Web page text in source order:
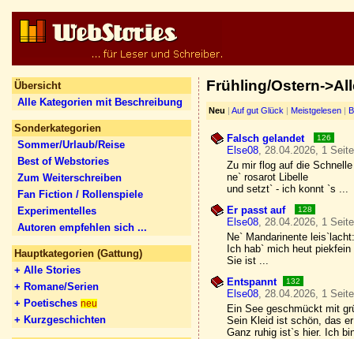
Übersicht
Alle Kategorien mit Beschreibung
Sonderkategorien
Sommer/Urlaub/Reise
Best of Webstories
Zum Weiterschreiben
Fan Fiction / Rollenspiele
Experimentelles
Autoren empfehlen sich ...
Hauptkategorien (Gattung)
+ Alle Stories
+ Romane/Serien
+ Poetisches neu
+ Kurzgeschichten
Frühling/Ostern-
Neu | Auf gut Glück | Meistgelesen |
Falsch gelandet 126
Else08, 28.04.2026, 1
Zu mir flog auf die Schnelle
ne` rosarot Libelle
und setzt` - ich konnt `s ...
Er passt auf
128
Else08, 28.04.2026, 1
Ne` Mandarinente leis`lacht:
Ich hab` mich heut
Sie ist ...
Entspannt
132
Else08, 28.04.2026, 1
Ein See geschmückt mit
Sein Kleid ist schön, das
Ganz ruhig ist`s hier. Ich